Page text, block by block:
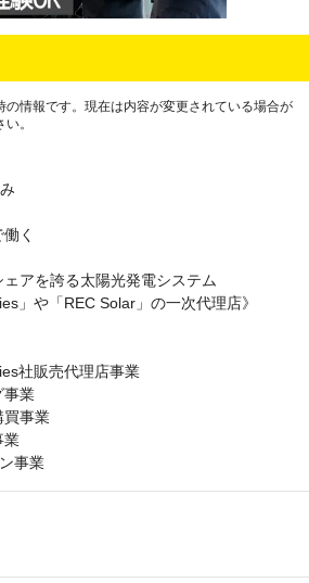
情報です。現在は内容が変更されている場合が
。
く
ェアを誇る太陽光発電システム
」や「REC Solar」の一次代理店》
社販売代理店事業
事業
買事業
業
事業